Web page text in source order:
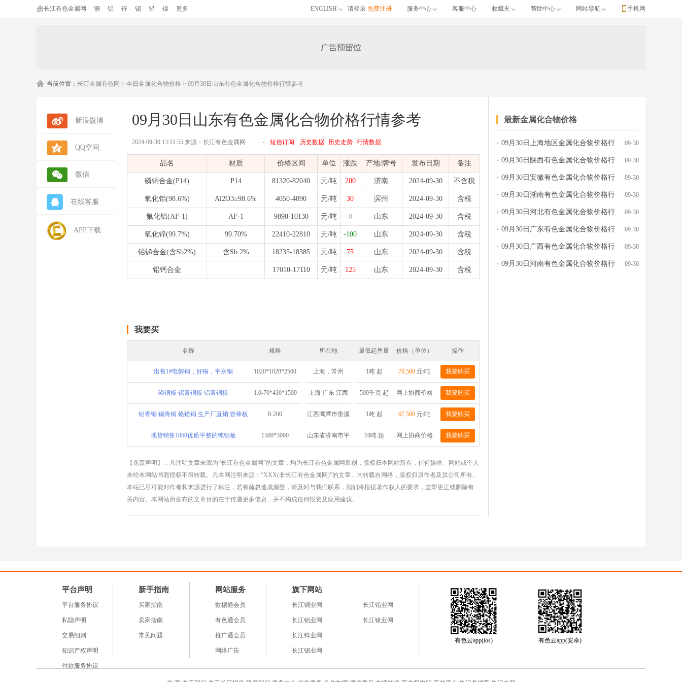
长江有色金属网 铜 铝 锌 锡 铅 镍 更多 ENGLISH 请登录 免费注册 服务中心 客服中心 收藏夹 帮助中心 网站导航 手机网
当前位置： 长江金属有色网 > 今日金属化合物价格 > 09月30日山东有色金属化合物价格行情参考
新浪微博
QQ空间
微信
在线客服
APP下载
09月30日山东有色金属化合物价格行情参考
2024-09-30 13:51:55 来源：长江有色金属网 短信订阅 历史数据 历史走势 行情数据
品名 材质 价格区间 单位 涨跌 产地/牌号 发布日期 备注
磷铜合金(P14) P14 81320-82040 元/吨 200 济南 2024-09-30 不含税
氧化铝(98.6%) Al2O3≥98.6% 4050-4090 元/吨 30 滨州 2024-09-30 含税
氟化铝(AF-1) AF-1 9890-10130 元/吨 0 山东 2024-09-30 含税
氧化锌(99.7%) 99.70% 22410-22810 元/吨 -100 山东 2024-09-30 含税
铅锑合金(含Sb2%) 含Sb 2% 18235-18385 元/吨 75 山东 2024-09-30 含税
铅钙合金 17010-17110 元/吨 125 山东 2024-09-30 含税
我要买
名称 规格 所在地 最低起售量 价格（单位） 操作
出售1#电解铜，好铜，平水铜 1020*1020*2500 上海，常州 1吨 起 78,500 元/吨 我要购买
磷铜板 锡青铜板 铝青铜板 1.0-70*430*1500 上海 广东 江西 500千克 起 网上协商价格 我要购买
铝青铜 锡青铜 铬锆铜 生产厂直销 管棒板 8-200 江西鹰潭市贵溪
市铜产业循环经
1吨 起 67,500 元/吨 我要购买
现货销售1060优质平整的纯铝板 1500*3000 山东省济南市平
化园济南弘达铝
业有限公司成品
仓库
10吨 起 网上协商价格 我要购买
【免责声明】：凡注明文章来源为“长江有色金属网”的文章，均为长江有色金属网原创，版权归本网站所有，任何媒体、网站或个人
未经本网站书面授权不得转载。凡本网注明来源：“XXX(非长江有色金属网)”的文章，均转载自网络，版权归原作者及其公司所有。
本站已尽可能对作者和来源进行了标注，若有疏忽造成漏登，请及时与我们联系，我们将根据著作权人的要求，立即更正或删除有
关内容。本网站所发布的文章目的在于传递更多信息，并不构成任何投资及应用建议。
最新金属化合物价格
09月30日上海地区金属化合物价格行
情参考
09-30
09月30日陕西有色金属化合物价格行
情参考
09-30
09月30日安徽有色金属化合物价格行
情参考
09-30
09月30日湖南有色金属化合物价格行
情参考
09-30
09月30日河北有色金属化合物价格行
情参考
09-30
09月30日广东有色金属化合物价格行
情参考
09-30
09月30日广西有色金属化合物价格行
情参考
09-30
09月30日河南有色金属化合物价格行
09-30
平台声明
平台服务协议
私隐声明
交易细则
知识产权声明
付款服务协议
新手指南
买家指南
卖家指南
常见问题
网站服务
数据通会员
有色通会员
推广通会员
网络广告
旗下网站
长江铜业网
长江铝业网
长江锌业网
长江锡业网
长江铅业网
长江镍业网
有色云app(ios) 有色云app(安卓)